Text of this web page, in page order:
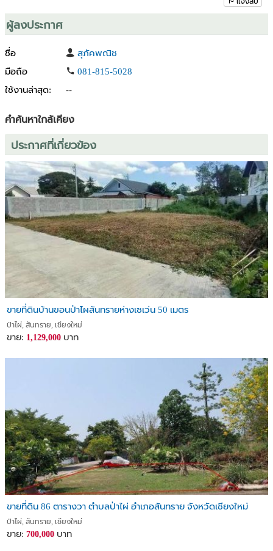
ผู้ลงประกาศ
ชื่อ
สุภัคพณิช
มือถือ
081-815-5028
ใช้งานล่าสุด:
--
คำค้นหาใกล้เคียง
ประกาศที่เกี่ยวข้อง
ขายที่ดินบ้านขอนป่าไผสันทรายห่างเซเว่น 50 เมตร
ป่าไผ่, สันทราย, เชียงใหม่
ขาย: 1,129,000 บาท
ขายที่ดิน 86 ตารางวา ตำบลป่าไผ่ อำเภอสันทราย จังหวัดเชียงใหม่
ป่าไผ่, สันทราย, เชียงใหม่
ขาย: 700,000 บาท